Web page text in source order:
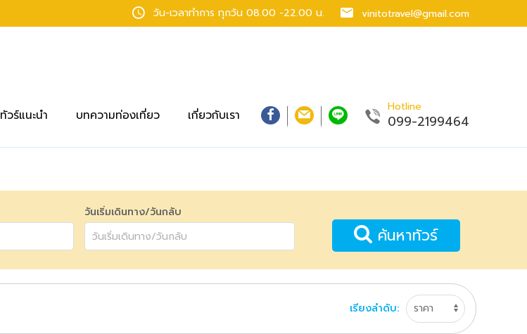
วัน-เวลาทำการ ทุกวัน 08.00 -22.00 น. vinitotravel@gmail.com
ทัวร์แนะนำ บทความท่องเที่ยว เกี่ยวกับเรา
Hotline
099-2199464
วันเริ่มเดินทาง/วันกลับ
ค้นหาทัวร์
เรียงลำดับ: